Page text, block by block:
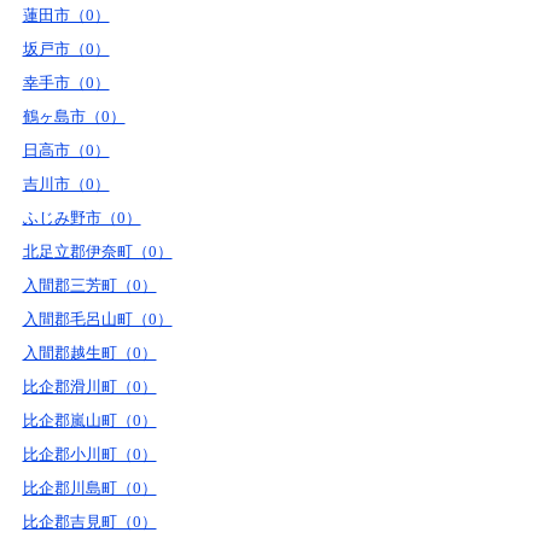
蓮田市（0）
坂戸市（0）
幸手市（0）
鶴ヶ島市（0）
日高市（0）
吉川市（0）
ふじみ野市（0）
北足立郡伊奈町（0）
入間郡三芳町（0）
入間郡毛呂山町（0）
入間郡越生町（0）
比企郡滑川町（0）
比企郡嵐山町（0）
比企郡小川町（0）
比企郡川島町（0）
比企郡吉見町（0）